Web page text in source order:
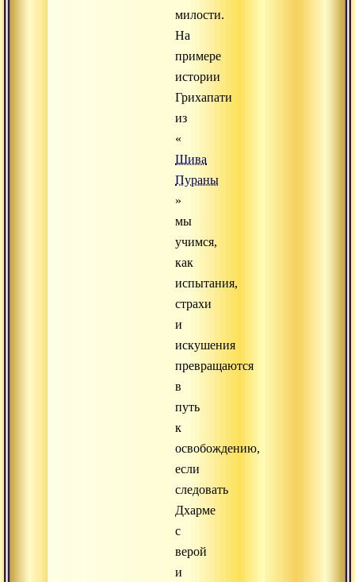
милости.
На
примере
истории
Грихапати
из
«
Шива
Пураны
»
мы
учимся,
как
испытания,
страхи
и
искушения
превращаются
в
путь
к
освобождению,
если
следовать
Дхарме
с
верой
и